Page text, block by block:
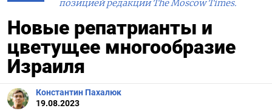
позицией редакции The Moscow Times.
Новые репатрианты и
цветущее многообразие
Израиля
Константин Пахалюк
19.08.2023